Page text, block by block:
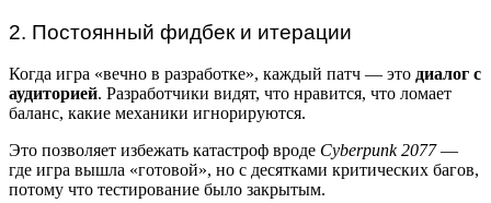
2. Постоянный фидбек и итерации
Когда игра «вечно в разработке», каждый патч — это диалог с
аудиторией. Разработчики видят, что нравится, что ломает
баланс, какие механики игнорируются.
Это позволяет избежать катастроф вроде Cyberpunk 2077—
где игра вышла «готовой», но с десятками критических багов,
потому что тестирование было закрытым.